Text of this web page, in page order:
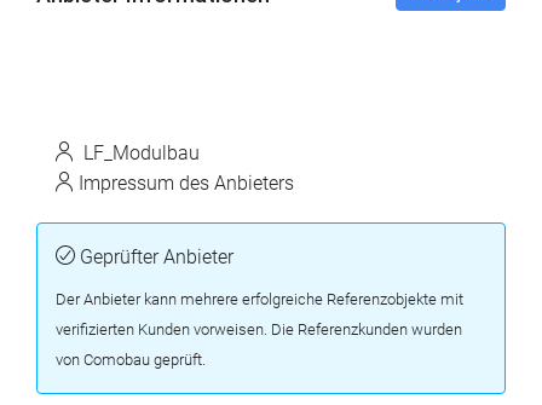
LF_Modulbau
Impressum des Anbieters
Geprüfter Anbieter
Der Anbieter kann mehrere erfolgreiche Referenzobjekte mit
verifizierten Kunden vorweisen. Die Referenzkunden wurden
von Comobau geprüft.